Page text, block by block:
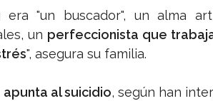
era "un buscador", un alma
un perfeccionista que
", asegura su familia.
al suicidio, según han